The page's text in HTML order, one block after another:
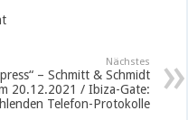
Nächstes
– Schmitt & Schmidt
20.12.2021 / Ibiza-Gate:
Telefon-Protokolle